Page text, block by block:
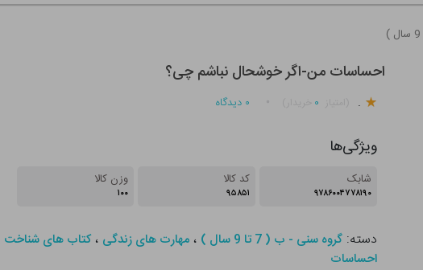
احساسات من-اگر خوشحال نباشم چی؟
. ۰ ۰ دیدگاه
ویژگی‌ها
شابک
۹۷۸۶۰۰۴۷۷۸۱۹۰
کد کالا
۹۵۸۵۱
وزن کالا
۱۰۰
دسته: گروه سنی - ب ( 7 تا 9 سال ) ، مهارت های زندگی ،کتاب های شناخت
احساسات